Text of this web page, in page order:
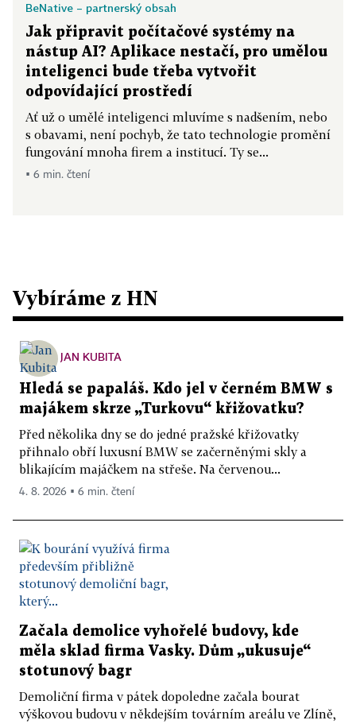
BeNative – partnerský obsah
Jak připravit počítačové systémy na
nástup AI? Aplikace nestačí, pro umělou
inteligenci bude třeba vytvořit
odpovídající prostředí
Ať už o umělé inteligenci mluvíme s nadšením, nebo
s obavami, není pochyb, že tato technologie promění
fungování mnoha firem a institucí. Ty se...
▪ 6 min. čtení
Vybíráme z HN
JAN KUBITA
Hledá se papaláš. Kdo jel v černém BMW s
majákem skrze „Turkovu“ křižovatku?
Před několika dny se do jedné pražské křižovatky
přihnalo obří luxusní BMW se začerněnými skly a
blikajícím majáčkem na střeše. Na červenou...
4. 8. 2026 ▪ 6 min. čtení
Začala demolice vyhořelé budovy, kde
měla sklad firma Vasky. Dům „ukusuje“
stotunový bagr
Demoliční firma v pátek dopoledne začala bourat
výškovou budovu v někdejším továrním areálu ve Zlíně,